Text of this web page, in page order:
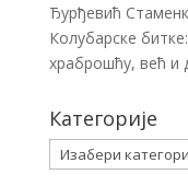
Ђурђевић
Колубарске
храброшћу, већ и
Категорије
Категорије